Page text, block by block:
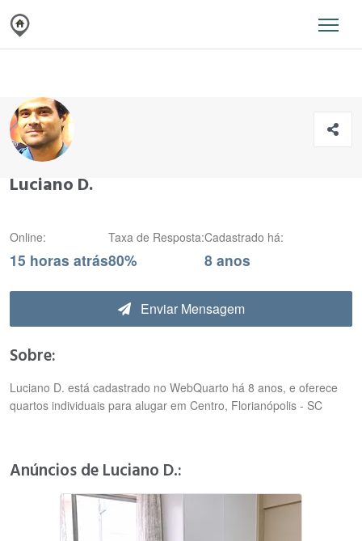
Luciano D.
Online:
15 horas atrás
Taxa de Resposta:
80%
Cadastrado há:
8 anos
Enviar Mensagem
Sobre:
Luciano D. está cadastrado no WebQuarto há 8 anos, e oferece
quartos individuais para alugar em Centro, Florianópolis - SC
Anúncios de Luciano D.: